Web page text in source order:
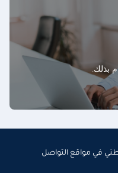
بذلك.
في مواقع التواصل